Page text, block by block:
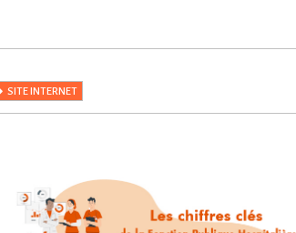
SITE INTERNET